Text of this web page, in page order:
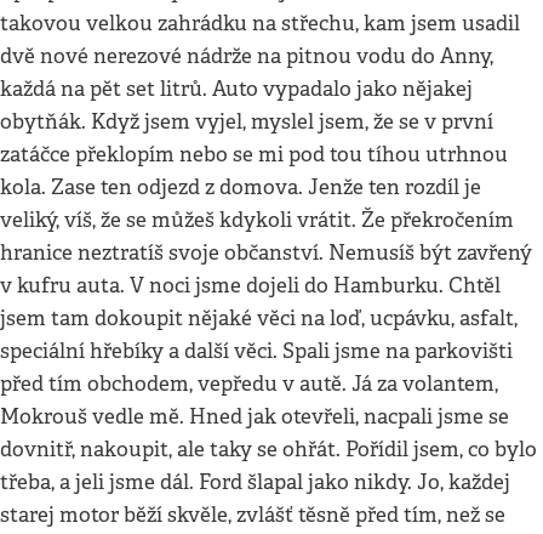
takovou velkou zahrádku na střechu, kam jsem usadil
dvě nové nerezové nádrže na pitnou vodu do Anny,
každá na pět set litrů. Auto vypadalo jako nějakej
obytňák. Když jsem vyjel, myslel jsem, že se v první
zatáčce překlopím nebo se mi pod tou tíhou utrhnou
kola. Zase ten odjezd z domova. Jenže ten rozdíl je
veliký, víš, že se můžeš kdykoli vrátit. Že překročením
hranice neztratíš svoje občanství. Nemusíš být zavřený
v kufru auta. V noci jsme dojeli do Hamburku. Chtěl
jsem tam dokoupit nějaké věci na loď, ucpávku, asfalt,
speciální hřebíky a další věci. Spali jsme na parkovišti
před tím obchodem, vepředu v autě. Já za volantem,
Mokrouš vedle mě. Hned jak otevřeli, nacpali jsme se
dovnitř, nakoupit, ale taky se ohřát. Pořídil jsem, co bylo
třeba, a jeli jsme dál. Ford šlapal jako nikdy. Jo, každej
starej motor běží skvěle, zvlášť těsně před tím, než se